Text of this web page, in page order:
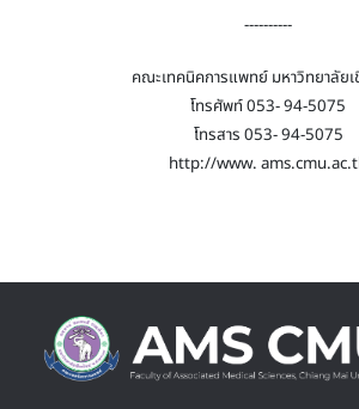
----------
คณะเทคนิคการแพทย์ มหาวิทยาลัยเ
โทรศัพท์ 053- 94-5075
โทรสาร 053- 94-5075
http://www.